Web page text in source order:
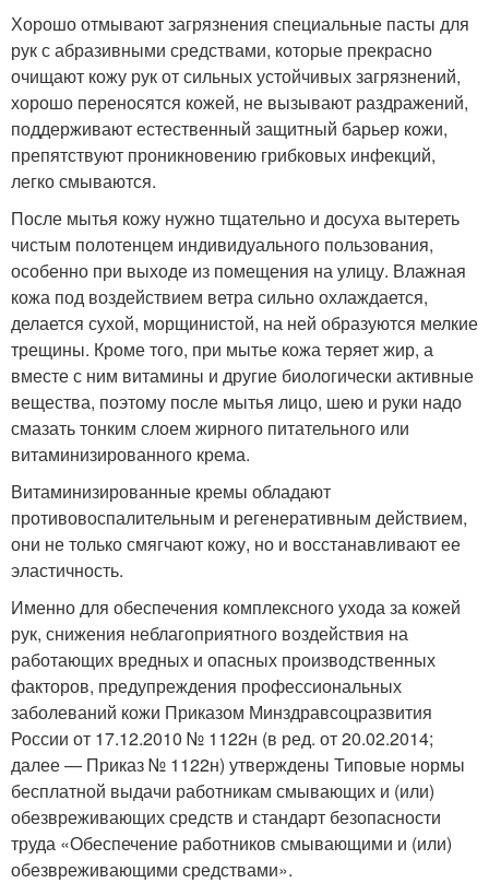
Хорошо отмывают загрязнения специальные пасты для
рук с абразивными средствами, которые прекрасно
очищают кожу рук от сильных устойчивых загрязнений,
хорошо переносятся кожей, не вызывают раздражений,
поддерживают естественный защитный барьер кожи,
препятствуют проникновению грибковых инфекций,
легко смываются.
После мытья кожу нужно тщательно и досуха вытереть
чистым полотенцем индивидуального пользования,
особенно при выходе из помещения на улицу. Влажная
кожа под воздействием ветра сильно охлаждается,
делается сухой, морщинистой, на ней образуются мелкие
трещины. Кроме того, при мытье кожа теряет жир, а
вместе с ним витамины и другие биологически активные
вещества, поэтому после мытья лицо, шею и руки надо
смазать тонким слоем жирного питательного или
витаминизированного крема.
Витаминизированные кремы обладают
противовоспалительным и регенеративным действием,
они не только смягчают кожу, но и восстанавливают ее
эластичность.
Именно для обеспечения комплексного ухода за кожей
рук, снижения неблагоприятного воздействия на
работающих вредных и опасных производственных
факторов, предупреждения профессиональных
заболеваний кожи Приказом Минздравсоцразвития
России от 17.12.2010 № 1122н (в ред. от 20.02.2014;
далее — Приказ № 1122н) утверждены Типовые нормы
бесплатной выдачи работникам смывающих и (или)
обезвреживающих средств и стандарт безопасности
труда «Обеспечение работников смывающими и (или)
обезвреживающими средствами».